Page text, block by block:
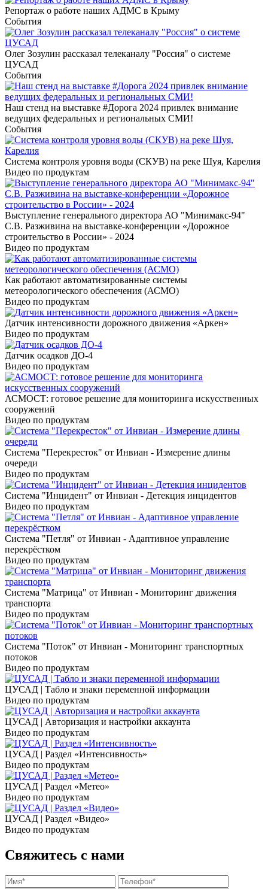
Репортаж о работе наших АДМС в Крыму
События
Олег Зозулин рассказал телеканалу "Россия" о системе
ЦУСАД
События
Наш стенд на выставке #Дорога 2024 привлек внимание
ведущих федеральных и региональных СМИ!
События
Система контроля уровня воды (СКУВ) на реке Шуя, Карелия
Видео по продуктам
Выступление генерального директора АО "Минимакс-94"
С.В. Разживина на выставке-конференции «Дорожное
строительство в России» - 2024
Видео по продуктам
Как работают автоматизированные системы
метеорологического обеспечения (АСМО)
Видео по продуктам
Датчик интенсивности дорожного движения «Аркен»
Видео по продуктам
Датчик осадков ДО-4
Видео по продуктам
АСМОСТ: готовое решение для мониторинга искусственных
сооружений
Видео по продуктам
Система "Перекресток" от Инвиан - Измерение длины
очереди
Видео по продуктам
Система "Инцидент" от Инвиан - Детекция инцидентов
Видео по продуктам
Система "Петля" от Инвиан - Адаптивное управление
перекрёстком
Видео по продуктам
Система "Матрица" от Инвиан - Мониторинг движения
транспорта
Видео по продуктам
Система "Поток" от Инвиан - Мониторинг транспортных
потоков
Видео по продуктам
ЦУСАД | Табло и знаки переменной информации
Видео по продуктам
ЦУСАД | Авторизация и настройки аккаунта
Видео по продуктам
ЦУСАД | Раздел «Интенсивность»
Видео по продуктам
ЦУСАД | Раздел «Метео»
Видео по продуктам
ЦУСАД | Раздел «Видео»
Видео по продуктам
Свяжитесь с нами